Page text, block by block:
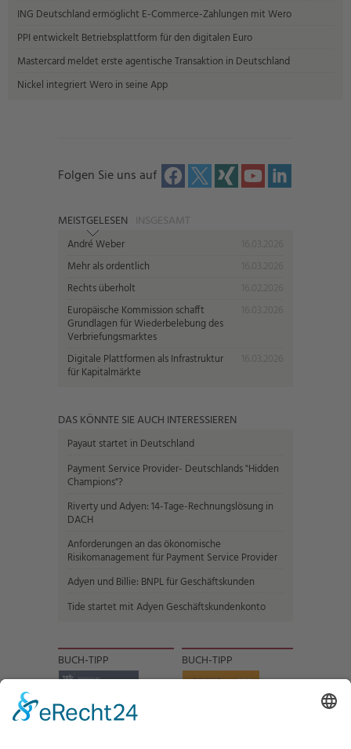
ING Deutschland ermöglicht E-Commerce-Zahlungen mit Wero
PPI entwickelt Betriebsplattform für den digitalen Euro
Mastercard meldet erste agentische Transaktion in Deutschland
Nickel integriert Wero in seine App
Folgen Sie uns auf
MEISTGELESEN INSGESAMT
André Weber
Mehr als ordentlich
Rechts überholt
Europäische Kommission schafft
Grundlagen für Wiederbelebung des
Verbriefungsmarktes
Digitale Plattformen als Infrastruktur
für Kapitalmärkte
DAS KÖNNTE SIE AUCH INTERESSIEREN
Payaut startet in Deutschland
Payment Service Provider- Deutschlands "Hidden
Champions"?
Riverty und Adyen: 14-Tage-Rechnungslösung in
DACH
Anforderungen an das ökonomische
Risikomanagement für Payment Service Provider
Adyen und Billie: BNPL für Geschäftskunden
Tide startet mit Adyen Geschäftskundenkonto
BUCH-TIPP BUCH-TIPP